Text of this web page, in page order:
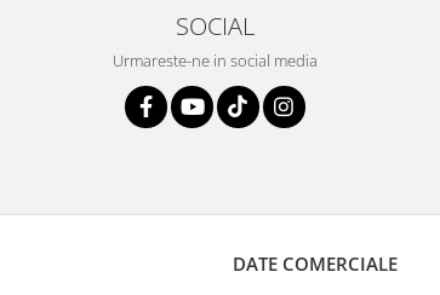
SOCIAL
Urmareste-ne in social media
DATE COMERCIALE